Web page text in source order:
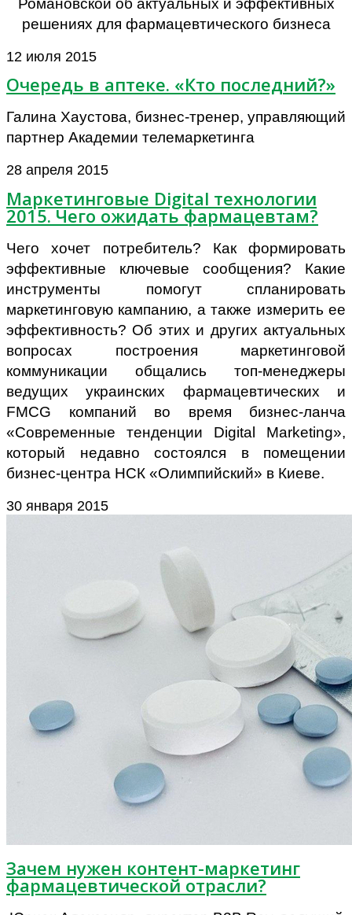
Романовской об актуальных и эффективных
решениях для фармацевтического бизнеса
12 июля 2015
Очередь в аптеке. «Кто последний?»
Галина Хаустова, бизнес-тренер, управляющий
партнер Академии телемаркетинга
28 апреля 2015
Маркетинговые Digital технологии
2015. Чего ожидать фармацевтам?
Чего хочет потребитель? Как формировать
эффективные ключевые сообщения? Какие
инструменты помогут спланировать
маркетинговую кампанию, а также измерить ее
эффективность? Об этих и других актуальных
вопросах построения маркетинговой
коммуникации общались топ-менеджеры
ведущих украинских фармацевтических и
FMCG компаний во время бизнес-ланча
«Современные тенденции Digital Marketing»,
который недавно состоялся в помещении
бизнес-центра НСК «Олимпийский» в Киеве.
30 января 2015
Зачем нужен контент-маркетинг
фармацевтической отрасли?